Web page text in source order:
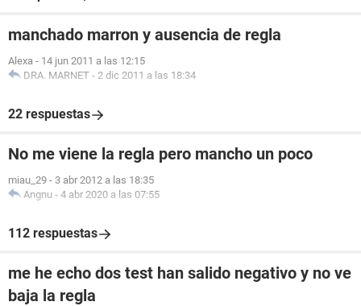
manchado marron y ausencia de regla
Alexa - 14 jun 2011 a las 12:15
DRA. MARNET - 2 dic 2011 a las 18:34
22 respuestas
No me viene la regla pero mancho un poco
miau_29 - 3 abr 2012 a las 18:35
Angnu - 4 abr 2020 a las 07:55
112 respuestas
me he echo dos test han salido negativo y no ve
baja la regla